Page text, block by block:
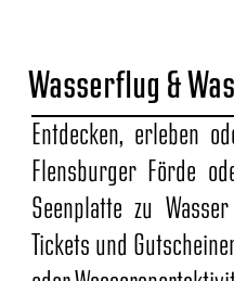
Wasserflug &
Entdecken, erleben
Flensburger Förde
Seenplatte zu
Tickets und